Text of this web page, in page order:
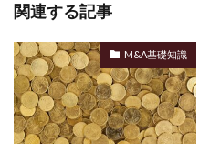
関連する記事
M&A基礎知識